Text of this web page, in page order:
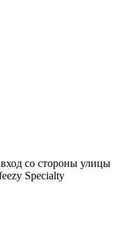
со стороны улицы
Specialty